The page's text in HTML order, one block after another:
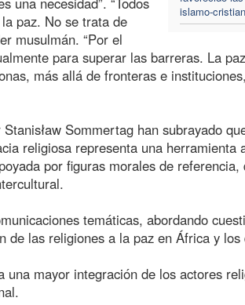
islamo-
paz. No se trata de
musulmán. “Por el
para superar las barreras. La
más allá de fronteras e
Sommertag han subrayado
religiosa representa una herramienta
por figuras morales de referencia,
temáticas, abordando
de las religiones a la paz en África y
mayor integración de los actores